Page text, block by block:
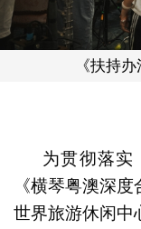
《扶持
为贯彻落实
《横琴粤澳深
世界旅游休闲中